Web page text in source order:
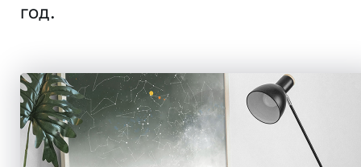
год.